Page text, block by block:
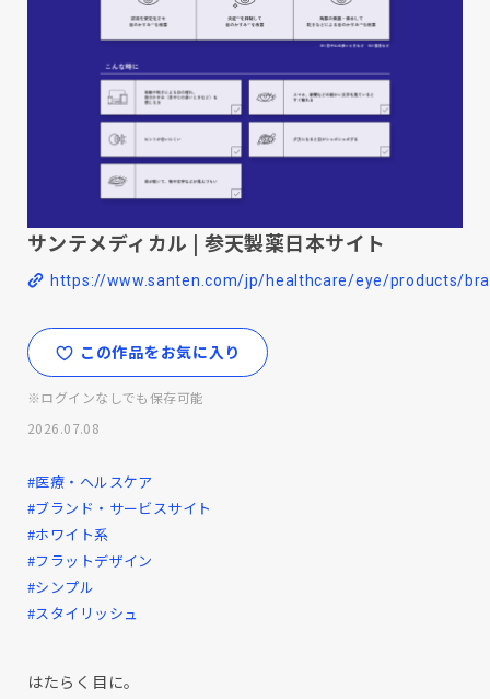
サンテメディカル | 参天製薬日本サイト
https://www.santen.com/jp/healthcare/eye/products/
この作品をお気に入り
※ログインなしでも保存可能
2026.07.08
#医療・ヘルスケア
#ブランド・サービスサイト
#ホワイト系
#フラットデザイン
#シンプル
#スタイリッシュ
はたらく目に。